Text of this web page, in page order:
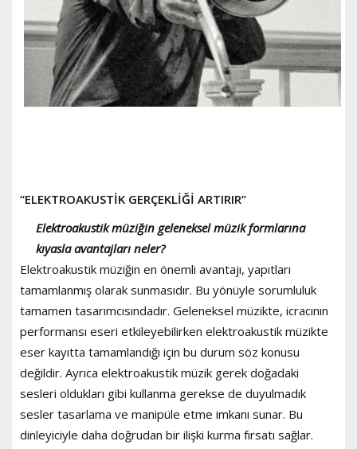
“ELEKTROAKUSTİK GERÇEKLİĞİ ARTIRIR”
Elektroakustik müziğin geleneksel müzik formlarına
kıyasla avantajları neler?
Elektroakustik müziğin en önemli avantajı, yapıtları
tamamlanmış olarak sunmasıdır. Bu yönüyle sorumluluk
tamamen tasarımcısındadır. Geleneksel müzikte, icracının
performansı eseri etkileyebilirken elektroakustik müzikte
eser kayıtta tamamlandığı için bu durum söz konusu
değildir. Ayrıca elektroakustik müzik gerek doğadaki
sesleri oldukları gibi kullanma gerekse de duyulmadık
sesler tasarlama ve manipüle etme imkanı sunar. Bu
dinleyiciyle daha doğrudan bir ilişki kurma fırsatı sağlar.